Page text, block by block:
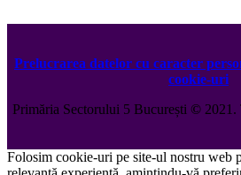
Prelucrarea datelor cu caracter
cookie-uri
Primăria Sectorului 5 București ©️2021.
Folosim cookie-uri pe site-ul nostru web